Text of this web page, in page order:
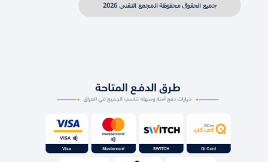
جميع الحقوق محفوظة المجمع التقني 2026